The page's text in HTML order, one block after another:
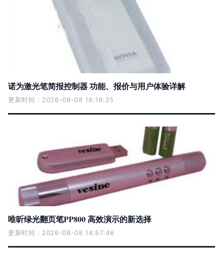
诺为激光笔简报控制器 功能、报价与用户体验详解
更新时间：2026-08-08 16:18:35
唯昕绿光翻页笔PP800 高效演示的新选择
更新时间：2026-08-08 14:57:46